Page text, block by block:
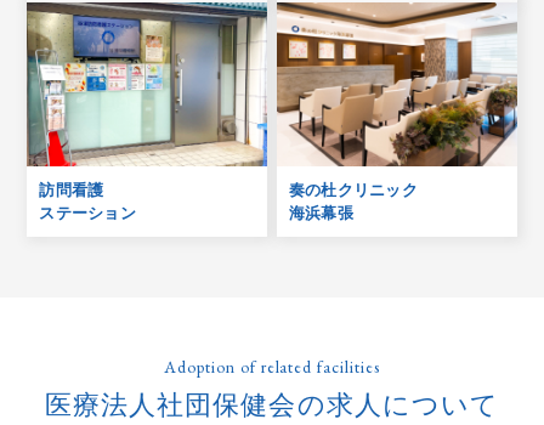
訪問看護
ステーション
奏の杜クリニック
海浜幕張
Adoption of related facilities
医療法人社団保健会の求人について